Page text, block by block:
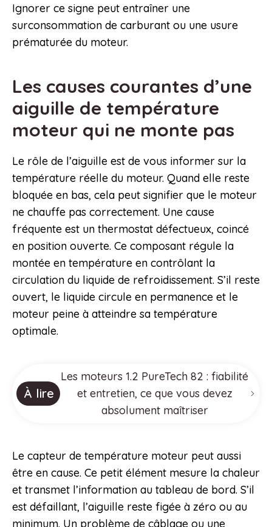
Ignorer ce signe peut entraîner une
surconsommation de carburant ou une usure
prématurée du moteur.
Les causes courantes d’une
aiguille de température
moteur qui ne monte pas
Le rôle de l’aiguille est de vous informer sur la
température réelle du moteur. Quand elle reste
bloquée en bas, cela peut signifier que le moteur
ne chauffe pas correctement. Une cause
fréquente est un thermostat défectueux, coincé
en position ouverte. Ce composant régule la
montée en température en contrôlant la
circulation du liquide de refroidissement. S’il reste
ouvert, le liquide circule en permanence et le
moteur peine à atteindre sa température
optimale.
À lire
Les moteurs 1.2 PureTech 82 : fiabilité
et entretien, ce que vous devez
absolument maîtriser
Le capteur de température moteur peut aussi
être en cause. Ce petit élément mesure la chaleur
et transmet l’information au tableau de bord. S’il
est défaillant, l’aiguille reste figée à zéro ou au
minimum. Un problème de câblage ou une